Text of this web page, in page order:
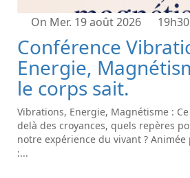
On Mer. 19 août 2026 19h30
Conférence
Energie,
le corps sait.
Vibrations, Energie, Magnétisme :
delà des croyances, quels repères
notre expérience du vivant ?
:...